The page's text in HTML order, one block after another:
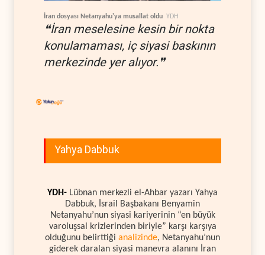
İran dosyası Netanyahu'ya musallat oldu YDH
❝İran meselesine kesin bir nokta
konulamaması, iç siyasi baskının
merkezinde yer alıyor.❞
Yahya Dabbuk
YDH- Lübnan merkezli el-Ahbar yazarı Yahya
Dabbuk, İsrail Başbakanı Benyamin
Netanyahu’nun siyasi kariyerinin “en büyük
varoluşsal krizlerinden biriyle” karşı karşıya
olduğunu belirttiği analizinde, Netanyahu’nun
giderek daralan siyasi manevra alanını İran